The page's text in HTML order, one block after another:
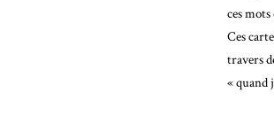
ces
Ces
travers
« quand